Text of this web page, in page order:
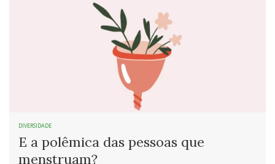
DIVERSIDADE
E a polêmica das pessoas que
menstruam?